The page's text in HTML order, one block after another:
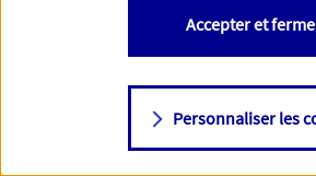
Vous êtes libre de les accepter, de les
changer d'avis à tout moment en allant
Consulter notre politique decookies
Personnaliser les
Accepter et